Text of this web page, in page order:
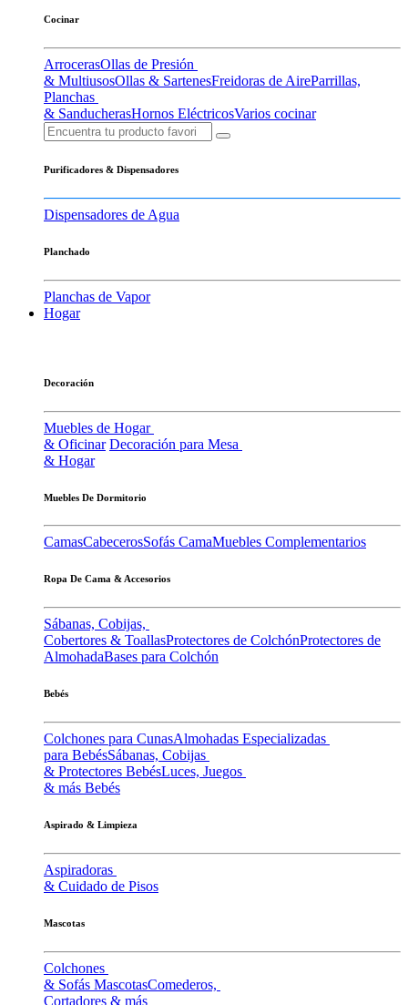
Cocinar
ArrocerasOllas de Presión
& MultiusosOllas & SartenesFreidoras de AireParrillas,
Planchas
& SanducherasHornos EléctricosVarios cocinar
Purificadores & Dispensadores
Dispensadores de Agua
Planchado
Planchas de Vapor
Hogar
Decoración
Muebles de Hogar
& Oficinar Decoración para Mesa
& Hogar
Muebles De Dormitorio
CamasCabecerosSofás CamaMuebles Complementarios
Ropa De Cama & Accesorios
Sábanas, Cobijas,
Cobertores & ToallasProtectores de ColchónProtectores de
AlmohadaBases para Colchón
Bebés
Colchones para CunasAlmohadas Especializadas
para BebésSábanas, Cobijas
& Protectores BebésLuces, Juegos
& más Bebés
Aspirado & Limpieza
Aspiradoras
& Cuidado de Pisos
Mascotas
Colchones
& Sofás MascotasComederos,
Cortadores & más